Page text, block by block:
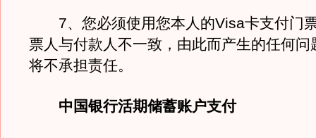
7、您必须使用您本人的Visa卡支付门
票人与付款人不一致，由此而产生的任何问
将不承担责任。
中国银行活期储蓄账户支付